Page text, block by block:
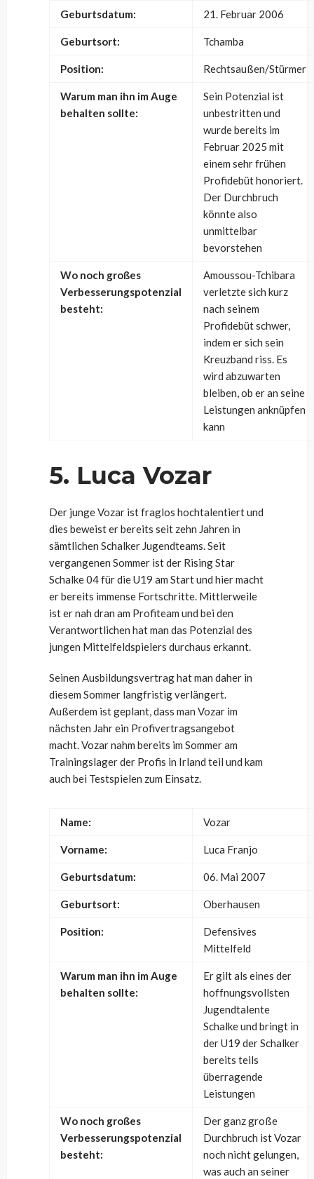
Geburtsdatum: 21. Februar 2006
Geburtsort: Tchamba
Position: Rechtsaußen/Stürmer
Warum man ihn im Auge
behalten sollte:
Sein Potenzial ist
unbestritten und
wurde bereits im
Februar 2025 mit
einem sehr frühen
Profidebüt honoriert.
Der Durchbruch
könnte also
unmittelbar
bevorstehen
Wo noch großes
Verbesserungspotenzial
besteht:
Amoussou-Tchibara
verletzte sich kurz
nach seinem
Profidebüt schwer,
indem er sich sein
Kreuzband riss. Es
wird abzuwarten
bleiben, ob er an seine
Leistungen anknüpfen
kann
5. Luca Vozar
Der junge Vozar ist fraglos hochtalentiert und
dies beweist er bereits seit zehn Jahren in
sämtlichen Schalker Jugendteams. Seit
vergangenen Sommer ist der Rising Star
Schalke 04 für die U19 am Start und hier macht
er bereits immense Fortschritte. Mittlerweile
ist er nah dran am Profiteam und bei den
Verantwortlichen hat man das Potenzial des
jungen Mittelfeldspielers durchaus erkannt.
Seinen Ausbildungsvertrag hat man daher in
diesem Sommer langfristig verlängert.
Außerdem ist geplant, dass man Vozar im
nächsten Jahr ein Profivertragsangebot
macht. Vozar nahm bereits im Sommer am
Trainingslager der Profis in Irland teil und kam
auch bei Testspielen zum Einsatz.
Name: Vozar
Vorname: Luca Franjo
Geburtsdatum: 06. Mai 2007
Geburtsort: Oberhausen
Position:
Defensives
Mittelfeld
Warum man ihn im Auge
behalten sollte:
Er gilt als eines der
hoffnungsvollsten
Jugendtalente
Schalke und bringt in
der U19 der Schalker
bereits teils
überragende
Leistungen
Wo noch großes
Verbesserungspotenzial
besteht:
Der ganz große
Durchbruch ist Vozar
noch nicht gelungen,
was auch an seiner